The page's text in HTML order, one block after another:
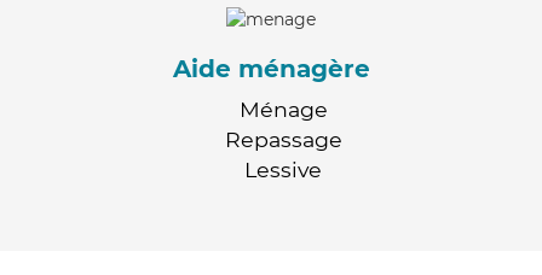
Aide ménagère
Ménage
Repassage
Lessive